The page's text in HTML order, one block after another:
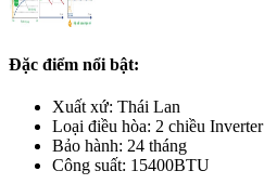
Đặc điểm nổi bật:
Xuất xứ: Thái Lan
Loại điều hòa: 2 chiều Inverter
Bảo hành: 24 tháng
Công suất: 15400BTU